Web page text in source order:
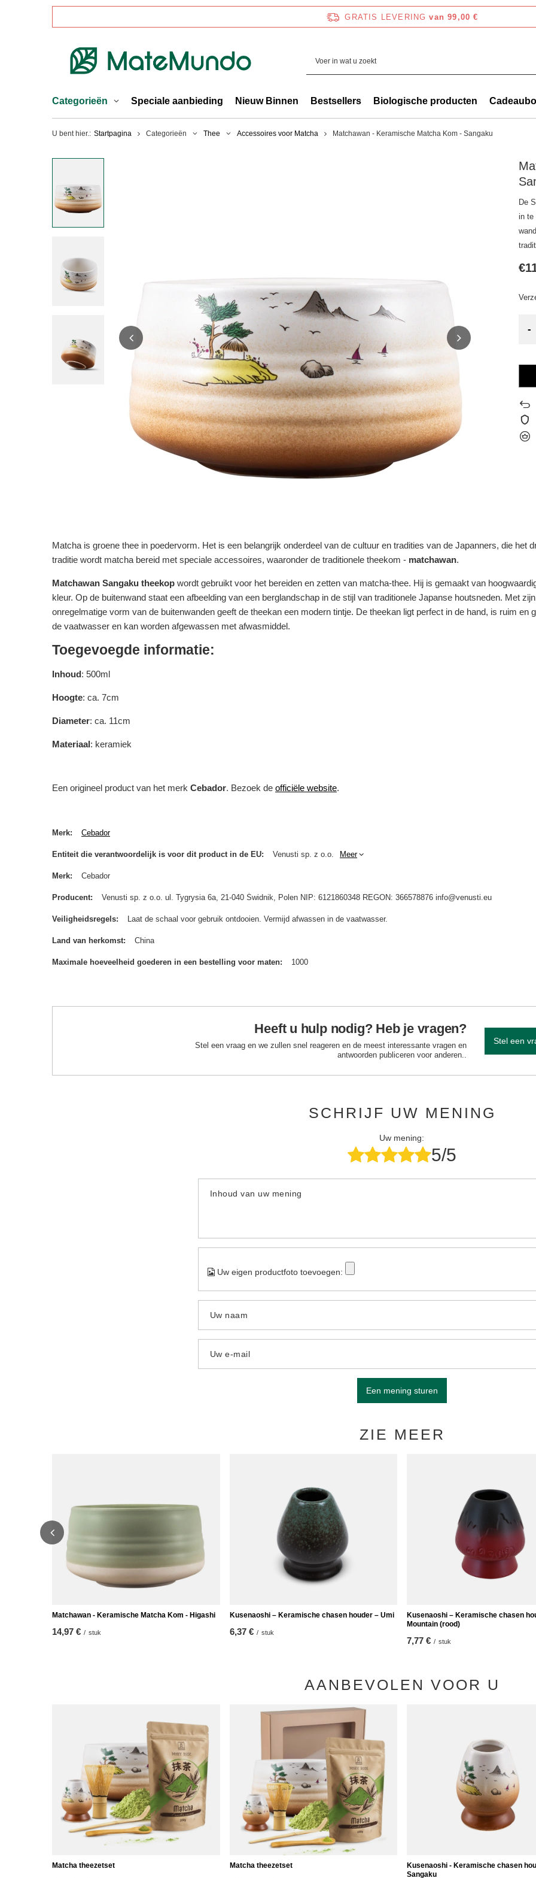
GRATIS LEVERING van 99,00 €
Categorieën Speciale aanbieding Nieuw Binnen Bestsellers Biologische producten
U bent hier.: Startpagina Categorieën Thee Accessoires voor Matcha Matchawan - Keramische Matcha Kom - Sangaku
De
in te
-
Matcha is groene thee in poedervorm. Het is een belangrijk onderdeel van de cultuur en tradities van de Japanners, die het
traditie wordt matcha bereid met speciale accessoires, waaronder de traditionele theekom - matchawan.
Matchawan Sangaku theekop wordt gebruikt voor het bereiden en zetten van matcha-thee. Hij is gemaakt van
kleur. Op de buitenwand staat een afbeelding van een berglandschap in de stijl van traditionele Japanse houtsneden. Met
onregelmatige vorm van de buitenwanden geeft de theekan een modern tintje. De theekan ligt perfect in de hand, is ruim
de vaatwasser en kan worden afgewassen met afwasmiddel.
Toegevoegde informatie:
Inhoud: 500ml
Hoogte: ca. 7cm
Diameter: ca. 11cm
Materiaal: keramiek
Een origineel product van het merk Cebador. Bezoek de officiële website.
Merk Cebador
Entiteit die verantwoordelijk is voor dit product in de EU Venusti sp. z o.o. Meer
Merk Cebador
Producent Venusti sp. z o.o. ul. Tygrysia 6a, 21-040 Świdnik, Polen NIP: 6121860348 REGON: 366578876 info@venusti.eu
Veiligheidsregels Laat de schaal voor gebruik ontdooien. Vermijd afwassen in de vaatwasser.
Land van herkomst China
Maximale hoeveelheid goederen in een bestelling voor maten 1000
Heeft u hulp nodig? Heb je vragen?
Stel een vraag en we zullen snel reageren en de meest interessante vragen en
antwoorden publiceren voor anderen..
Stel een
SCHRIJF UW MENING
Uw mening:
5/5
Inhoud van uw mening
Uw eigen productfoto toevoegen:
Uw naam
Uw e-mail
Een mening sturen
ZIE MEER
Matchawan - Keramische Matcha Kom - Higashi
14,97 € / stuk
Kusenaoshi – Keramische chasen houder – Umi
6,37 € / stuk
Kusenaoshi – Keramische chasen
Mountain (rood)
7,77 € / stuk
AANBEVOLEN VOOR U
Matcha theezetset Matcha theezetset
Kusenaoshi - Keramische chasen
Sangaku